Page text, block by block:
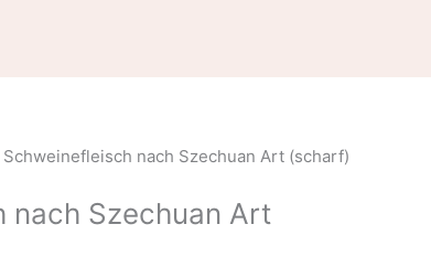
nach Szechuan Art (scharf)
nach Szechuan Art